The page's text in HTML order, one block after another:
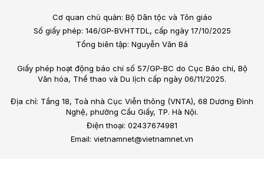
Cơ quan chủ quản: Bộ Dân tộc và Tôn giáo
Số giấy phép: 146/GP-BVHTTDL, cấp ngày 17/10/2025
Tổng biên tập: Nguyễn Văn Bá
Giấy phép hoạt động báo chí số 57/GP-BC do Cục Báo chí, Bộ
Văn hóa, Thể thao và Du lịch cấp ngày 06/11/2025.
Địa chỉ: Tầng 18, Toà nhà Cục Viễn thông (VNTA), 68 Dương Đình
Nghệ, phường Cầu Giấy, TP. Hà Nội.
Điện thoại: 02437674981
Email: vietnamnet@vietnamnet.vn